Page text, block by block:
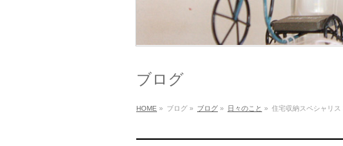
ブログ
HOME » ブログ » ブログ » 日々のこと » 住宅収納スペシャリス